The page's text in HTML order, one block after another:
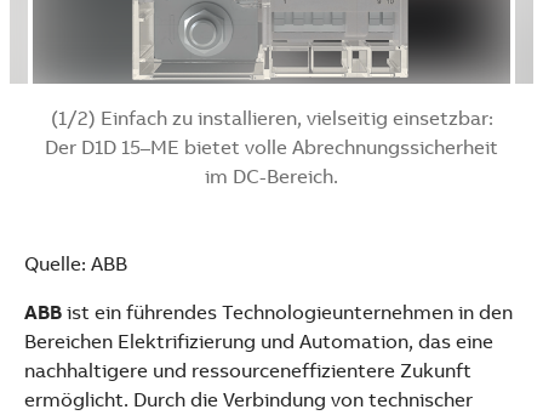
(1/2) Einfach zu installieren, vielseitig einsetzbar:
Der D1D 15–ME bietet volle Abrechnungssicherheit
im DC-Bereich.
Quelle: ABB
ABB ist ein führendes Technologieunternehmen in den
Bereichen Elektrifizierung und Automation, das eine
nachhaltigere und ressourceneffizientere Zukunft
ermöglicht. Durch die Verbindung von technischer